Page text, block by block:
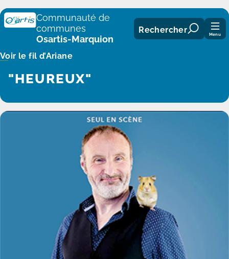
Panneau de gestion des cookies
Communauté de
communes
Osartis-Marquion
Rechercher Menu
Voir le fil d’Ariane
"HEUREUX"